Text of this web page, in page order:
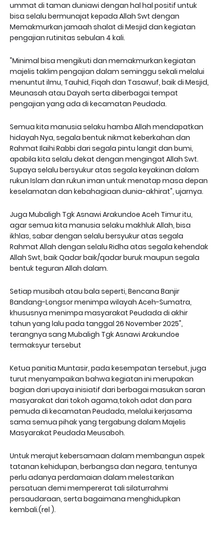
ummat di taman duniawi dengan hal hal positif untuk
bisa selalu bermunajat kepada Allah Swt dengan
Memakmurkan jamaah shalat di Mesjid dan kegiatan
pengajian rutinitas sebulan 4 kali.
"Minimal bisa mengikuti dan memakmurkan kegiatan
majelis taklim pengajian dalam seminggu sekali melalui
menuntut ilmu, Tauhid, Fiqah dan Tasawuf, baik di Mesjid,
Meunasah atau Dayah serta diberbagai tempat
pengajian yang ada di kecamatan Peudada.
Semua kita manusia selaku hamba Allah mendapatkan
hidayah Nya, segala bentuk nikmat keberkahan dan
Rahmat Ilaihi Rabbi dari segala pintu langit dan bumi,
apabila kita selalu dekat dengan mengingat Allah Swt.
Supaya selalu bersyukur atas segala keyakinan dalam
rukun Islam dan rukun iman untuk menatap masa depan
keselamatan dan kebahagiaan dunia-akhirat", ujarnya.
Juga Mubaligh Tgk Asnawi Arakundoe Aceh Timur itu,
agar semua kita manusia selaku makhluk Allah, bisa
ikhlas, sabar dengan selalu bersyukur atas segala
Rahmat Allah dengan selalu Ridha atas segala kehendak
Allah Swt, baik Qadar baik/qadar buruk maupun segala
bentuk teguran Allah dalam.
Setiap musibah atau bala seperti, Bencana Banjir
Bandang-Longsor menimpa wilayah Aceh-Sumatra,
khususnya menimpa masyarakat Peudada di akhir
tahun yang lalu pada tanggal 26 November 2025",
terangnya sang Mubaligh Tgk Asnawi Arakundoe
termaksyur tersebut
Ketua panitia Muntasir, pada kesempatan tersebut, juga
turut menyampaikan bahwa kegiatan ini merupakan
bagian dari upaya inisiatif dari berbagai masukan saran
masyarakat dari tokoh agama,tokoh adat dan para
pemuda di kecamatan Peudada, melalui kerjasama
sama semua pihak yang tergabung dalam Majelis
Masyarakat Peudada Meusaboh.
Untuk merajut kebersamaan dalam membangun aspek
tatanan kehidupan, berbangsa dan negara, tentunya
perlu adanya perdamaian dalam melestarikan
persatuan demi mempererat tali silaturrahmi
persaudaraan, serta bagaimana menghidupkan
kembali.(rel ).